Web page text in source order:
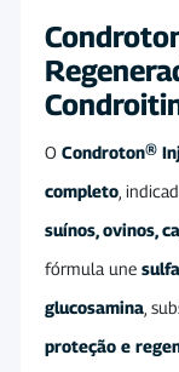
O Condroton®
completo ,
suínos, ovinos,
fórmula une
glucosamina ,
proteção e